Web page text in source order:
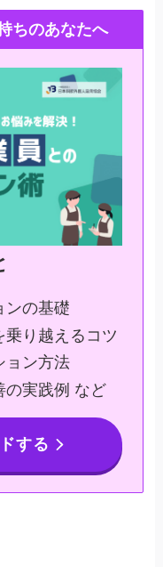
ちのあなたへ
ンの基礎
り越えるコツ
ョン方法
の実践例 など
する